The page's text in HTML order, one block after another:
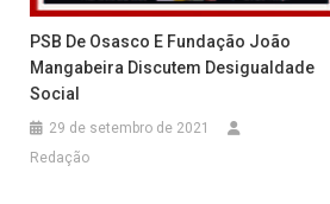
PSB De Osasco E Fundação João
Mangabeira Discutem Desigualdade
Social
29 de setembro de 2021
Redação